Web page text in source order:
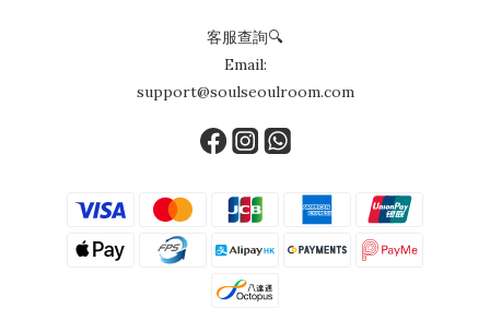
客服查詢🔍
Email:
support@soulseoulroom.com